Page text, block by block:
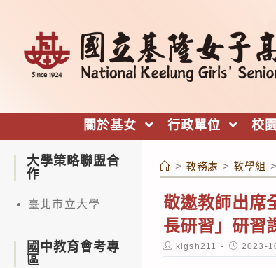
關於基女 行政單位 校
> 教務處 > 教學組 >
敬邀教師出席
長研習」研習
Post
author:
klgsh211
Post
published:
2023-
大學策略聯盟合
作
臺北市立大學
國中教育會考專
區